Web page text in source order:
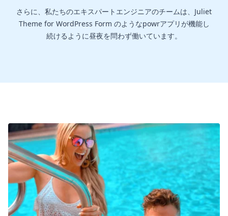
さらに、私たちのエキスパートエンジニアのチームは、Juliet
Theme for WordPress Form のようなpowrアプリが機能し
続けるように昼夜を問わず働いています。